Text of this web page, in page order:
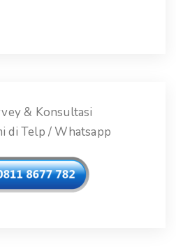
& Konsultasi
di Telp / Whatsapp